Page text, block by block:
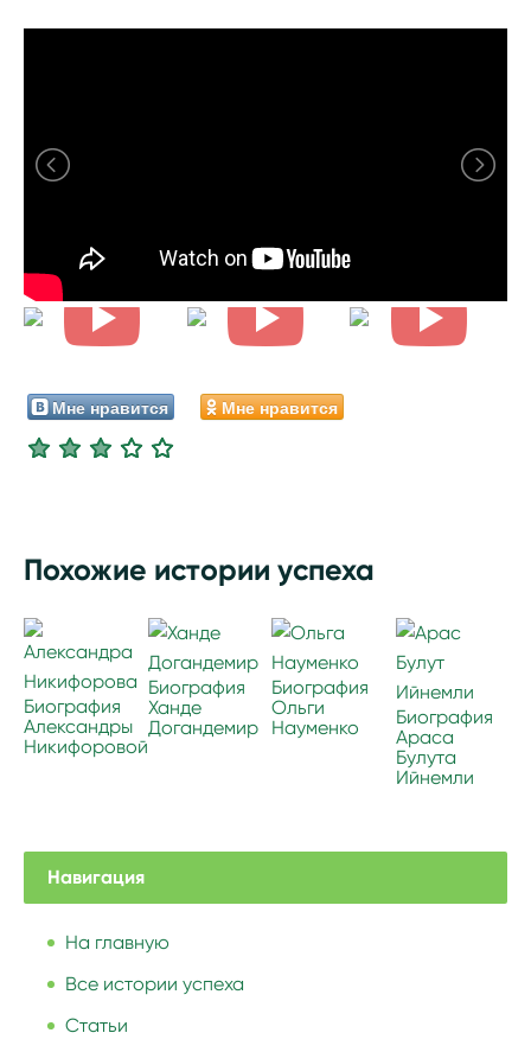
Мне нравится Мне нравится
Похожие истории успеха
Биография
Александры
Никифоровой
Биография
Ханде
Догандемир
Биография
Ольги
Науменко
Биография
Араса
Булута
Ийнемли
Навигация
На главную
Все истории успеха
Статьи